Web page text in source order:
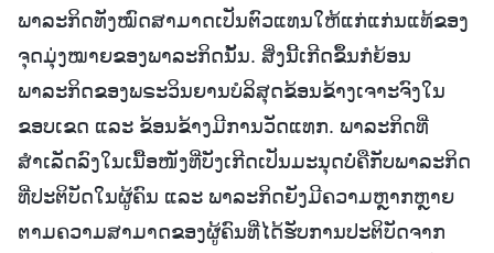
ພາລະກິດທັງໝົດສາມາດເປັນຕົວແທນໃຫ້ແກ່ແກ່ນແທ້ຂອງ
ຈຸດມຸ່ງໝາຍຂອງພາລະກິດນັ້ນ. ສິ່ງນີ້ເກີດຂຶ້ນກໍຍ້ອນ
ພາລະກິດຂອງພຣະວິນຍານບໍລິສຸດຂ້ອນຂ້າງເຈາະຈົງໃນ
ຂອບເຂດ ແລະ ຂ້ອນຂ້າງມີການວັດແທກ. ພາລະກິດທີ່
ສຳເລັດລົງໃນເນື້ອໜັງທີ່ບັງເກີດເປັນມະນຸດບໍ່ຄືກັບພາລະກິດ
ທີ່ປະຕິບັດໃນຜູ້ຄົນ ແລະ ພາລະກິດຍັງມີຄວາມຫຼາກຫຼາຍ
ຕາມຄວາມສາມາດຂອງຜູ້ຄົນທີ່ໄດ້ຮັບການປະຕິບັດຈາກ